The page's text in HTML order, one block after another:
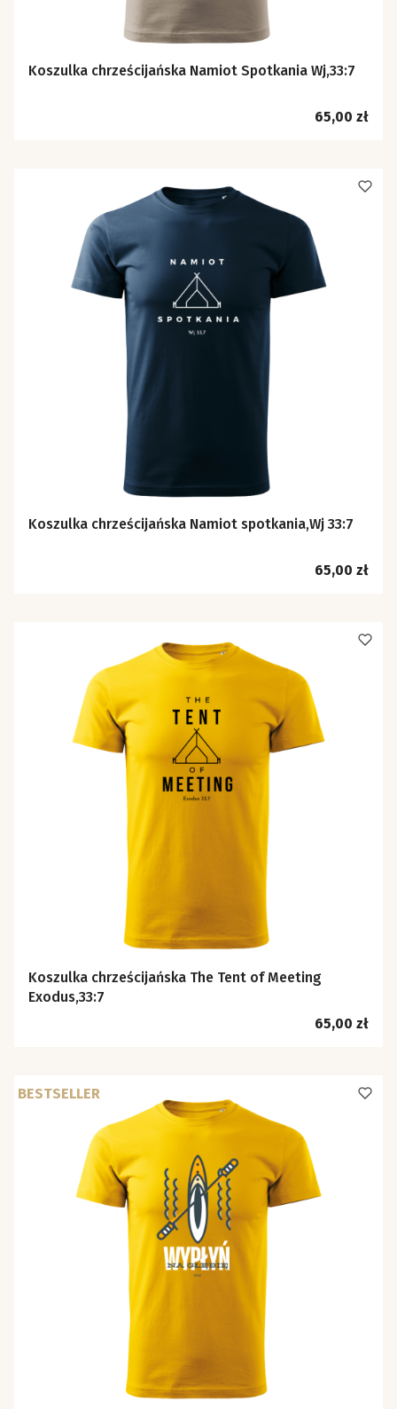
Koszulka chrześcijańska Namiot Spotkania Wj,33:7
Cena
65,00 zł
Koszulka chrześcijańska Namiot spotkania,Wj 33:7
Cena
65,00 zł
Koszulka chrześcijańska The Tent of Meeting
Exodus,33:7
Cena
65,00 zł
BESTSELLER